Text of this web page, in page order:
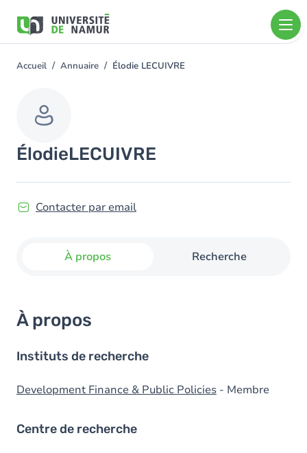
contenu
You
Accueil Annuaire Élodie LECUIVRE
ÉlodieLECUIVRE
Contacter par email
À propos Recherche
À propos
Instituts de recherche
Development Finance & Public Policies - Membre
Centre de recherche